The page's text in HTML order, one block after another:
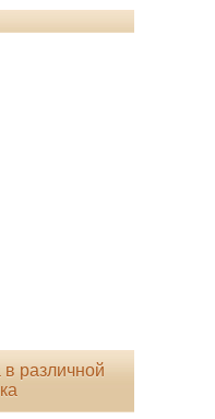
различной